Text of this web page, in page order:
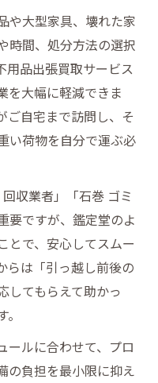
や大型家具、壊れた家
時間、処分方法の選択
用品出張買取サービス
を大幅に軽減できま
ご自宅まで訪問し、そ
い荷物を自分で運ぶ必
収業者」「石巻 ゴミ
要ですが、鑑定堂のよ
とで、安心してスムー
らは「引っ越し前後の
してもらえて助かっ
ールに合わせて、プロ
の負担を最小限に抑え